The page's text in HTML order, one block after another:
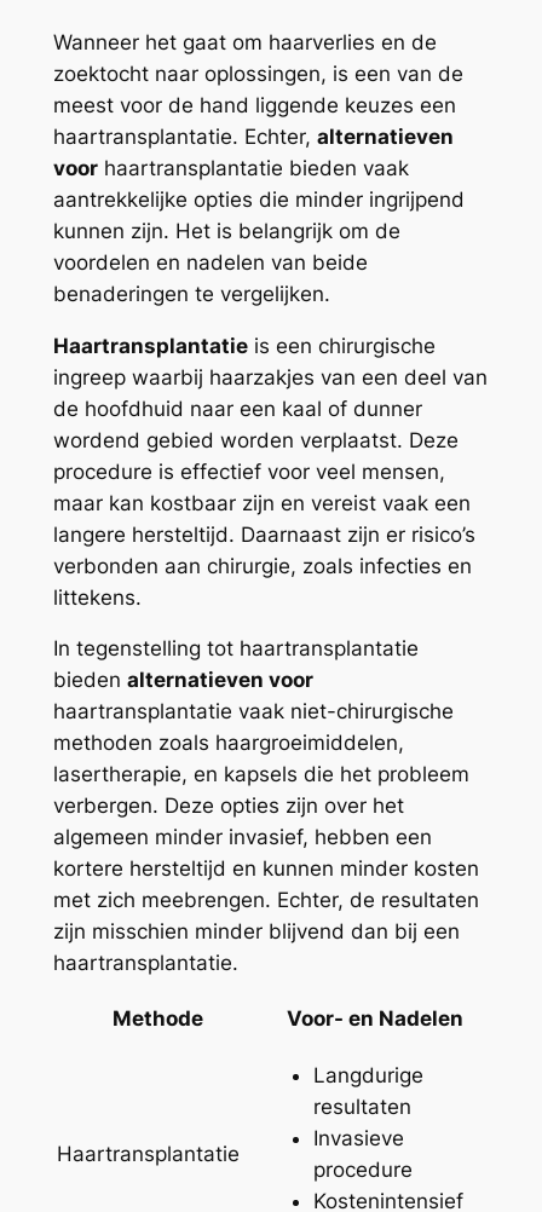
Wanneer het gaat om haarverlies en de
zoektocht naar oplossingen, is een van de
meest voor de hand liggende keuzes een
haartransplantatie. Echter, alternatieven
voorhaartransplantatie bieden vaak
aantrekkelijke opties die minder ingrijpend
kunnen zijn. Het is belangrijk om de
voordelen en nadelen van beide
benaderingen te vergelijken.
Haartransplantatieis een chirurgische
ingreep waarbij haarzakjes van een deel van
de hoofdhuid naar een kaal of dunner
wordend gebied worden verplaatst. Deze
procedure is effectief voor veel mensen,
maar kan kostbaar zijn en vereist vaak een
langere hersteltijd. Daarnaast zijn er risico’s
verbonden aan chirurgie, zoals infecties en
littekens.
In tegenstelling tot haartransplantatie
bieden alternatieven voor
haartransplantatie vaak niet-chirurgische
methoden zoals haargroeimiddelen,
lasertherapie, en kapsels die het probleem
verbergen. Deze opties zijn over het
algemeen minder invasief, hebben een
kortere hersteltijd en kunnen minder kosten
met zich meebrengen. Echter, de resultaten
zijn misschien minder blijvend dan bij een
haartransplantatie.
Methode Voor- en Nadelen
Haartransplantatie
Langdurige
resultaten
Invasieve
procedure
Kostenintensief